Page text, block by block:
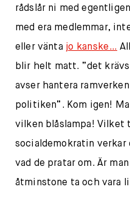
rådslår ni med
med era medlemmar,
eller vänta jo kanske…
blir helt matt. ”det
avser hantera
politiken”. Kom igen!
vilken blåslampa! Vilket
socialdemokratin
vad de pratar om. Är
åtminstone ta och vara